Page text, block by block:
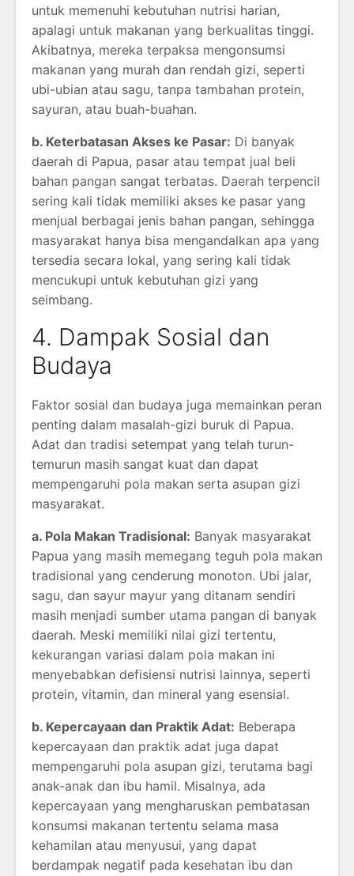
untuk memenuhi kebutuhan nutrisi harian,
apalagi untuk makanan yang berkualitas tinggi.
Akibatnya, mereka terpaksa mengonsumsi
makanan yang murah dan rendah gizi, seperti
ubi-ubian atau sagu, tanpa tambahan protein,
sayuran, atau buah-buahan.
b. Keterbatasan Akses ke Pasar: Di banyak
daerah di Papua, pasar atau tempat jual beli
bahan pangan sangat terbatas. Daerah terpencil
sering kali tidak memiliki akses ke pasar yang
menjual berbagai jenis bahan pangan, sehingga
masyarakat hanya bisa mengandalkan apa yang
tersedia secara lokal, yang sering kali tidak
mencukupi untuk kebutuhan gizi yang
seimbang.
4. Dampak Sosial dan
Budaya
Faktor sosial dan budaya juga memainkan peran
penting dalam masalah-gizi buruk di Papua.
Adat dan tradisi setempat yang telah turun-
temurun masih sangat kuat dan dapat
mempengaruhi pola makan serta asupan gizi
masyarakat.
a. Pola Makan Tradisional: Banyak masyarakat
Papua yang masih memegang teguh pola makan
tradisional yang cenderung monoton. Ubi jalar,
sagu, dan sayur mayur yang ditanam sendiri
masih menjadi sumber utama pangan di banyak
daerah. Meski memiliki nilai gizi tertentu,
kekurangan variasi dalam pola makan ini
menyebabkan defisiensi nutrisi lainnya, seperti
protein, vitamin, dan mineral yang esensial.
b. Kepercayaan dan Praktik Adat: Beberapa
kepercayaan dan praktik adat juga dapat
mempengaruhi pola asupan gizi, terutama bagi
anak-anak dan ibu hamil. Misalnya, ada
kepercayaan yang mengharuskan pembatasan
konsumsi makanan tertentu selama masa
kehamilan atau menyusui, yang dapat
berdampak negatif pada kesehatan ibu dan